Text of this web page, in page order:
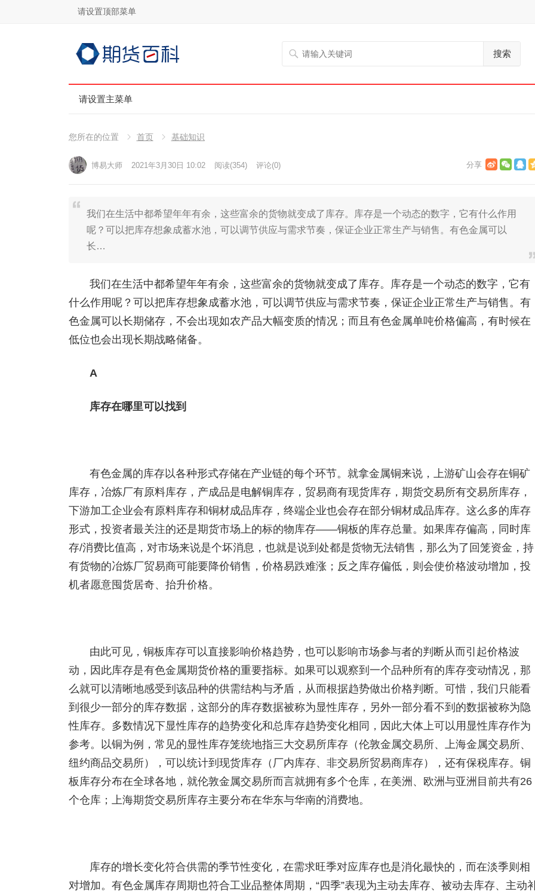
请设置顶部菜单
搜索
请设置主菜单
您所在的位置 首页 基础知识
博易大师 2021年3月30日 10:02 阅读(354) 评论(0)
我们在生活中都希望年年有余，这些富余的货物就变成了库存。库存是一个动态的数字，它有什么作用
呢？可以把库存想象成蓄水池，可以调节供应与需求节奏，保证企业正常生产与销售。有色金属可以
长…
我们在生活中都希望年年有余，这些富余的货物就变成了库存。库存是一个动态的数字，它有
什么作用呢？可以把库存想象成蓄水池，可以调节供应与需求节奏，保证企业正常生产与销售。有
色金属可以长期储存，不会出现如农产品大幅变质的情况；而且有色金属单吨价格偏高，有时候在
低位也会出现长期战略储备。
A
库存在哪里可以找到
有色金属的库存以各种形式存储在产业链的每个环节。就拿金属铜来说，上游矿山会存在铜矿
库存，冶炼厂有原料库存，产成品是电解铜库存，贸易商有现货库存，期货交易所有交易所库存，
下游加工企业会有原料库存和铜材成品库存，终端企业也会存在部分铜材成品库存。这么多的库存
形式，投资者最关注的还是期货市场上的标的物库存——铜板的库存总量。如果库存偏高，同时库
存/消费比值高，对市场来说是个坏消息，也就是说到处都是货物无法销售，那么为了回笼资金，持
有货物的冶炼厂贸易商可能要降价销售，价格易跌难涨；反之库存偏低，则会使价格波动增加，投
机者愿意囤货居奇、抬升价格。
由此可见，铜板库存可以直接影响价格趋势，也可以影响市场参与者的判断从而引起价格波
动，因此库存是有色金属期货价格的重要指标。如果可以观察到一个品种所有的库存变动情况，那
么就可以清晰地感受到该品种的供需结构与矛盾，从而根据趋势做出价格判断。可惜，我们只能看
到很少一部分的库存数据，这部分的库存数据被称为显性库存，另外一部分看不到的数据被称为隐
性库存。多数情况下显性库存的趋势变化和总库存趋势变化相同，因此大体上可以用显性库存作为
参考。以铜为例，常见的显性库存笼统地指三大交易所库存（伦敦金属交易所、上海金属交易所、
纽约商品交易所），可以统计到现货库存（厂内库存、非交易所贸易商库存），还有保税库存。铜
板库存分布在全球各地，就伦敦金属交易所而言就拥有多个仓库，在美洲、欧洲与亚洲目前共有26
个仓库；上海期货交易所库存主要分布在华东与华南的消费地。
库存的增长变化符合供需的季节性变化，在需求旺季对应库存也是消化最快的，而在淡季则相
对增加。有色金属库存周期也符合工业品整体周期，“四季”表现为主动去库存、被动去库存、主动